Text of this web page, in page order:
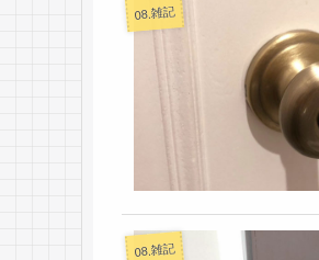
08.雑記
08.雑記